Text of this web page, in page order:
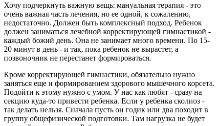
Хочу подчеркнуть важную вещь: мануальная терапия - это
очень важная часть лечения, но ее одной, к сожалению,
недостаточно. Должен быть комплексный подход. Ребенок
должен заниматься лечебной корректирующей гимнастикой -
каждый божий день. Она не занимает много времени. По 15-
20 минут в день - и так, пока ребенок не вырастет, а
позвоночник не перестанет формироваться.
Кроме корректирующей гимнастики, обязательно нужно
заняться еще и формированием здорового мышечного корсета.
Подойти к этому нужно с умом. У нас как любят - сразу на
секцию куда-то привести ребенка. Если у ребенка сколиоз -
так делать нельзя. Сначала пусть он годик или два походит в
группу общефизической подготовки. Там нагрузка не будет